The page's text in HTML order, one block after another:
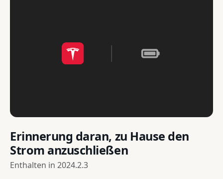
Erinnerung daran, zu Hause den
Strom anzuschließen
Enthalten in 2024.2.3